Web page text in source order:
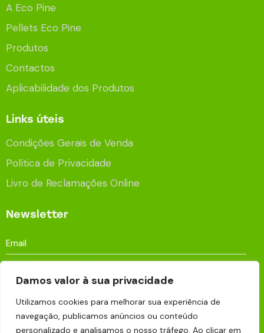
Damos valor à sua privacidade
Utilizamos cookies para melhorar sua experiência de
navegação, publicamos anúncios ou conteúdo
personalizado e analisamos o nosso tráfego. Ao clicar em
A Eco Pine
Pellets Eco Pine
Produtos
Contactos
Aplicabilidade dos Produtos
Links úteis
Condições Gerais de Venda
Política de Privacidade
Livro de Reclamações Online
Newsletter
Aceito que os meus dados sejam processados e
armazenados para fins publicitários de acordo com a